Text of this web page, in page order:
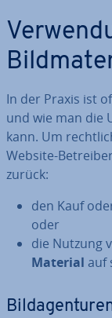
In der Praxis ist
und wie man die
kann. Um
Website-
zurück:
den Kauf
oder
die Nutzung
Material auf